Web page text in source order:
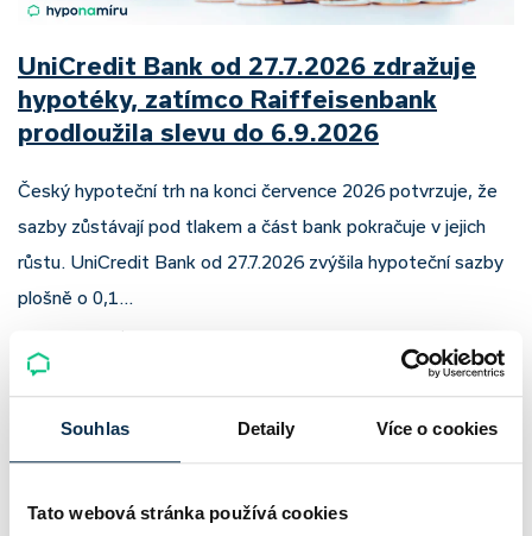
Souhlas Detaily Více o cookies
Tato webová stránka používá cookies
UniCredit Bank od 27.7.2026 zdražuje
hypotéky, zatímco Raiffeisenbank
prodloužila slevu do 6.9.2026
Český hypoteční trh na konci července 2026 potvrzuje, že
sazby zůstávají pod tlakem a část bank pokračuje v jejich
růstu. UniCredit Bank od 27.7.2026 zvýšila hypoteční sazby
plošně o 0,1…
4 minuty k přečtení